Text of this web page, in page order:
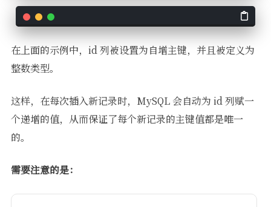
在上面的示例中，id 列被设置为自增主键，并且被定义为
整数类型。
这样，在每次插入新记录时，MySQL 会自动为 id 列赋一
个递增的值，从而保证了每个新记录的主键值都是唯一
的。
需要注意的是：